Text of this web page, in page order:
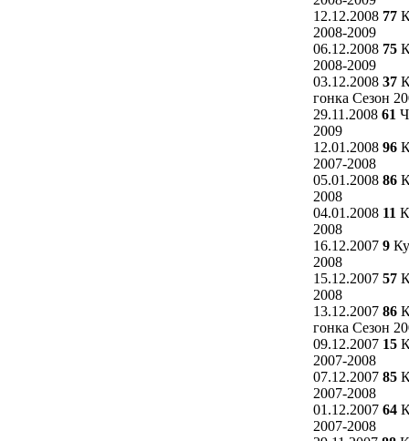
12.12.2008 77
2008-2009
06.12.2008 75
2008-2009
03.12.2008 37
гонка Сезон
29.11.2008 61
2009
12.01.2008 96
2007-2008
05.01.2008 86
2008
04.01.2008 11
2008
16.12.2007 9
2008
15.12.2007 57
2008
13.12.2007 86
гонка Сезон
09.12.2007 15
2007-2008
07.12.2007 85
2007-2008
01.12.2007 64
2007-2008